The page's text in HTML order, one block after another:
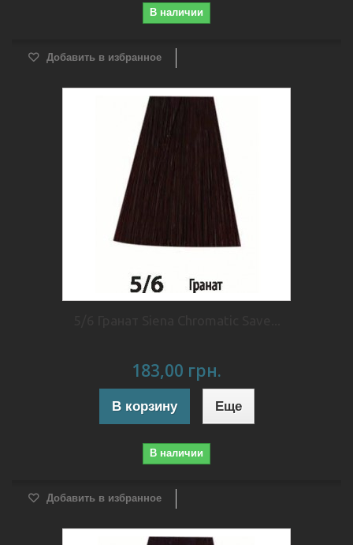
В наличии
Добавить в избранное
183,00 грн.
В корзину Еще
В наличии
Добавить в избранное